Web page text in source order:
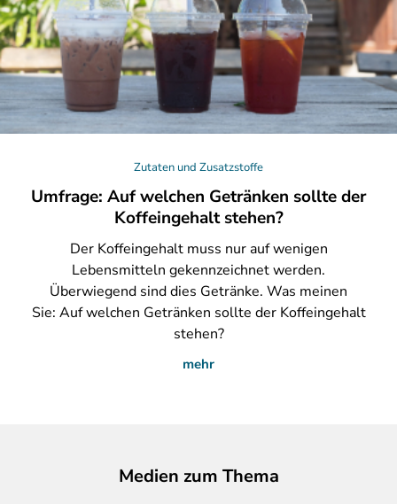
Zutaten und Zusatzstoffe
Umfrage: Auf welchen Getränken sollte der
Koffeingehalt stehen?
DerKoffeingehalt muss nur auf wenigen
Lebensmitteln gekennzeichnet werden.
Überwiegend sind dies Getränke. Was meinen
Sie: Auf welchen Getränken sollte der Koffeingehalt
stehen?
mehr
Medien zum Thema